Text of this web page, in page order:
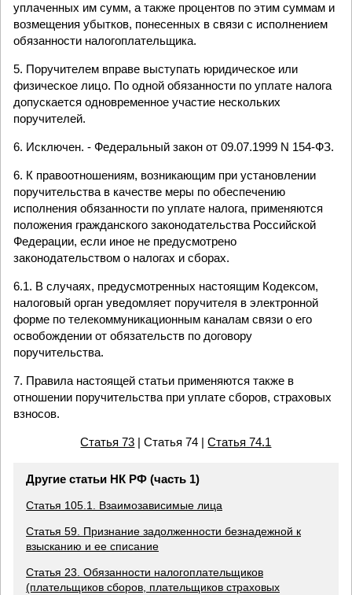
уплаченных им сумм, а также процентов по этим суммам и
возмещения убытков, понесенных в связи с исполнением
обязанности налогоплательщика.
5. Поручителем вправе выступать юридическое или
физическое лицо. По одной обязанности по уплате налога
допускается одновременное участие нескольких
поручителей.
6. Исключен. - Федеральный закон от 09.07.1999 N 154-ФЗ.
6. К правоотношениям, возникающим при установлении
поручительства в качестве меры по обеспечению
исполнения обязанности по уплате налога, применяются
положения гражданского законодательства Российской
Федерации, если иное не предусмотрено
законодательством о налогах и сборах.
6.1. В случаях, предусмотренных настоящим Кодексом,
налоговый орган уведомляет поручителя в электронной
форме по телекоммуникационным каналам связи о его
освобождении от обязательств по договору
поручительства.
7. Правила настоящей статьи применяются также в
отношении поручительства при уплате сборов, страховых
взносов.
Статья 73 | Статья 74 |Статья 74.1
Другие статьи НК РФ (часть 1)
Статья 105.1. Взаимозависимые лица
Статья 59. Признание задолженности безнадежной к
взысканию и ее списание
Статья 23. Обязанности налогоплательщиков
(плательщиков сборов, плательщиков страховых